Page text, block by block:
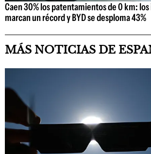
Caen 30% los patentamientos de 0 km:
marcan un récord y BYD se desploma 43%
MÁS NOTICIAS DE